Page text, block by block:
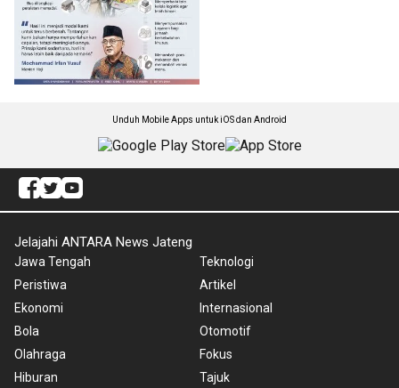
Unduh Mobile Apps untuk iOS dan Android
Jelajahi ANTARA News Jateng
Jawa Tengah
Peristiwa
Ekonomi
Bola
Olahraga
Hiburan
Teknologi
Artikel
Internasional
Otomotif
Fokus
Tajuk